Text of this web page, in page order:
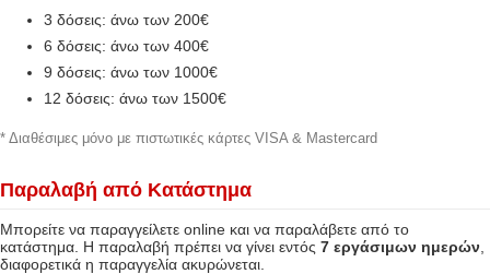
3 δόσεις: άνω των 200€
6 δόσεις: άνω των 400€
9 δόσεις: άνω των 1000€
12 δόσεις: άνω των 1500€
* Διαθέσιμες μόνο με πιστωτικές κάρτες VISA & Mastercard
Παραλαβή από Κατάστημα
Μπορείτε να παραγγείλετε online και να παραλάβετε από το
κατάστημα. Η παραλαβή πρέπει να γίνει εντός 7 εργάσιμων ημερών
διαφορετικά η παραγγελία ακυρώνεται.